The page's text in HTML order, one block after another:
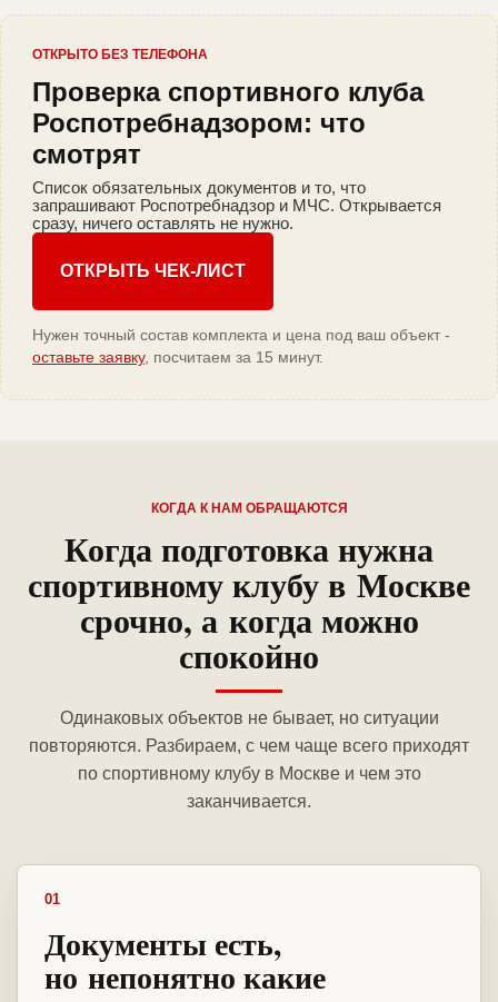
ОТКРЫТО БЕЗ ТЕЛЕФОНА
Проверка спортивного клуба
Роспотребнадзором: что
смотрят
Список обязательных документов и то, что
запрашивают Роспотребнадзор и МЧС. Открывается
сразу, ничего оставлять не нужно.
ОТКРЫТЬ ЧЕК-ЛИСТ
Нужен точный состав комплекта и цена под ваш объект -
оставьте заявку, посчитаем за 15 минут.
КОГДА К НАМ ОБРАЩАЮТСЯ
Когда подготовка нужна
спортивному клубу в Москве
срочно, а когда можно
спокойно
Одинаковых объектов не бывает, но ситуации
повторяются. Разбираем, с чем чаще всего приходят
по спортивному клубу в Москве и чем это
заканчивается.
01
Документы есть,
но непонятно какие